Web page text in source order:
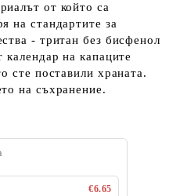
от който са
на стандартите за
- тритан без бисфенол
на капаците
сте поставили храната.
на съхранение.
€6.65